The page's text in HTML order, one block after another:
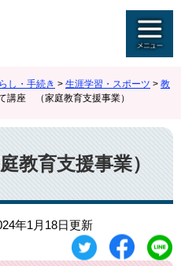
し・手続き > 生涯学習・スポーツ > 教
講座 （家庭教育支援事業）
教育支援事業）
年1月18日更新